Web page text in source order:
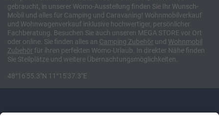
gebraucht, in unserer Womo-Ausstellung finden Sie Ihr Wunsch-
Mobil und alles für Camping und Caravaning! Wohnmobilverkauf
und Wohnwagenverkauf inklusive hochwertiger, persönlicher
Fachberatung. Besuchen Sie auch unseren MEGA STORE vor Ort
oder online. Sie finden alles an Camping Zubehör und Wohnmobil
Zubehör für ihren perfekten Womo-Urlaub. In direkter Nähe finden
Sie Stellplätze und weitere Übernachtungsmöglichkeiten.
48°16'55.3"N 11°15'37.3"E